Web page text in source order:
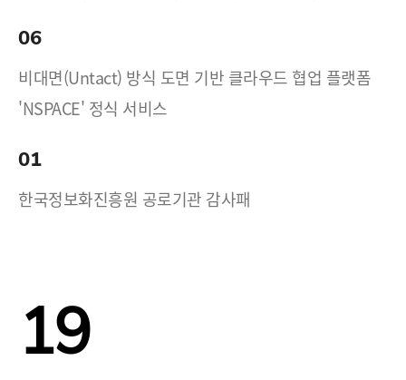
06
비대면(Untact) 방식 도면 기반 클라우드 협업 플랫폼
'NSPACE' 정식 서비스
01
한국정보화진흥원 공로기관 감사패
19